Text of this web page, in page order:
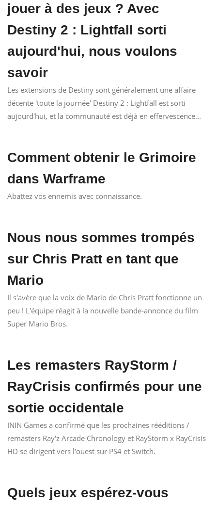
jouer à des jeux ? Avec
Destiny 2 : Lightfall sorti
aujourd'hui, nous voulons
savoir
Les extensions de Destiny sont généralement une affaire
décente 'toute la journée' Destiny 2 : Lightfall est sorti
aujourd'hui, et la communauté est déjà en effervescence...
Comment obtenir le Grimoire
dans Warframe
Abattez vos ennemis avec connaissance.
Nous nous sommes trompés
sur Chris Pratt en tant que
Mario
Il s'avère que la voix de Mario de Chris Pratt fonctionne un
peu ! L'équipe réagit à la nouvelle bande-annonce du film
Super Mario Bros.
Les remasters RayStorm /
RayCrisis confirmés pour une
sortie occidentale
ININ Games a confirmé que les prochaines rééditions /
remasters Ray'z Arcade Chronology et RayStorm x RayCrisis
HD se dirigent vers l'ouest sur PS4 et Switch.
Quels jeux espérez-vous